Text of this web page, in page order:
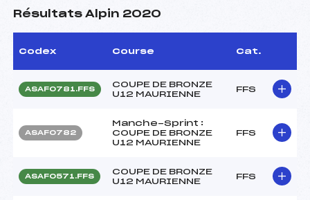
Résultats Alpin 2020
Codex Course Cat.
ASAF0781.FFS
COUPE DE BRONZE
U12 MAURIENNE
FFS
ASAF0782
Manche-Sprint :
COUPE DE BRONZE
U12 MAURIENNE
FFS
ASAF0571.FFS
COUPE DE BRONZE
U12 MAURIENNE
FFS